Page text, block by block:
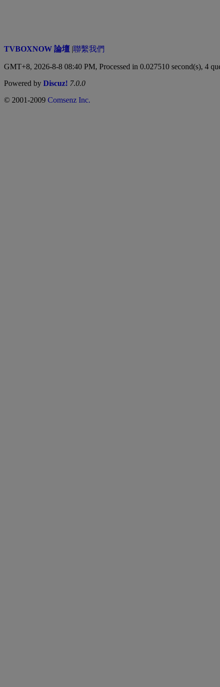
TVBOXNOW 論壇 |聯繫我們
GMT+8, 2026-8-8 08:40 PM, Processed in 0.027510 second(s), 4
Powered by Discuz! 7.0.0
© 2001-2009 Comsenz Inc.